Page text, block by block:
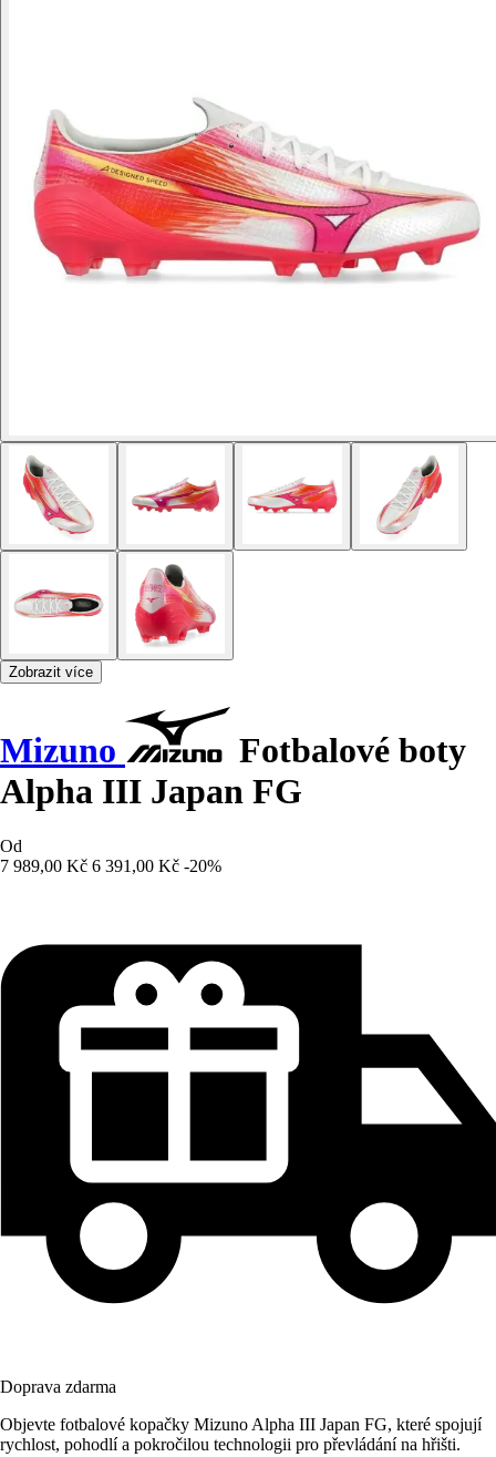
Zobrazit více
Mizuno
Fotbalové boty
Alpha III Japan FG
Od
7 989,00 Kč 6 391,00 Kč -20%
Doprava zdarma
Objevte fotbalové kopačky Mizuno Alpha III Japan FG, které spojují
rychlost, pohodlí a pokročilou technologii pro převládání na hřišti.